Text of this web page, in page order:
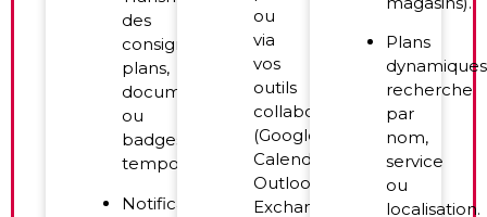
des
consignes,
plans,
documents
ou
badges
temporaires.
Notification
ou
via
vos
outils
collaboratifs
(Google
Calendar,
Outlook,
Exchange,
Plans
recherche
par
nom,
service
ou
localisation.